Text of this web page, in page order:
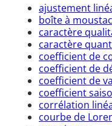
ajustement
boîte à
caractère
caractère
coefficient de
coefficient de
coefficient de
coefficient
corrélation
courbe de